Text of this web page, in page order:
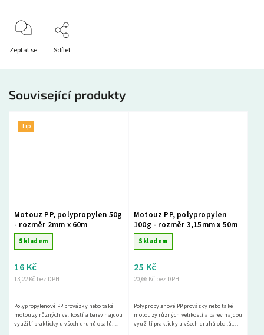
Zeptat se Sdílet
Související produkty
Tip
Motouz PP, polypropylen 50g
- rozměr 2mm x 60m
Skladem
13,22 Kč bez DPH
16 Kč
Polypropylenové PP provázky nebo také
motouzy různých velikostí a barev najdou
využití prakticky u všech druhů obalů.
Motouz PP, polypropylen
100g - rozměr 3,15mm x 50m
Skladem
20,66 Kč bez DPH
25 Kč
Polypropylenové PP provázky nebo také
motouzy různých velikostí a barev najdou
využití prakticky u všech druhů obalů.